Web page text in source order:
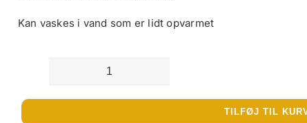
Kan vaskes i vand som er lidt opvarmet
udstikkersæt
TILFØJ TIL